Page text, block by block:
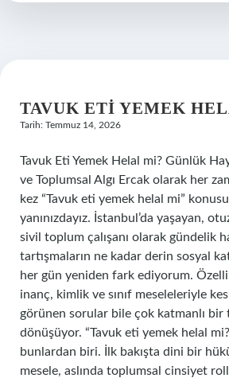
mi
TAVUK ETI YEMEK
Tarih: Temmuz 14, 2026
Tavuk Eti Yemek Helal mi? Günlük
ve Toplumsal Algı Ercak olarak her
kez “Tavuk eti yemek helal mi”
yanınızdayız. İstanbul’da yaşayan,
sivil toplum çalışanı olarak gündelik
tartışmaların ne kadar derin sosyal
her gün yeniden fark ediyorum.
inanç, kimlik ve sınıf meseleleriyle
görünen sorular bile çok katmanlı bir
dönüşüyor. “Tavuk eti yemek helal
bunlardan biri. İlk bakışta dini bir
mesele, aslında toplumsal cinsiyet